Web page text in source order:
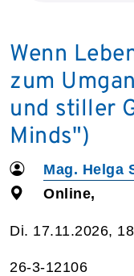
Wenn
zum
und stiller
Minds")
Mag. Helga
Online,
Di. 17.11.2026,
26-3-12106